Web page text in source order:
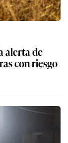
alerta de
con riesgo